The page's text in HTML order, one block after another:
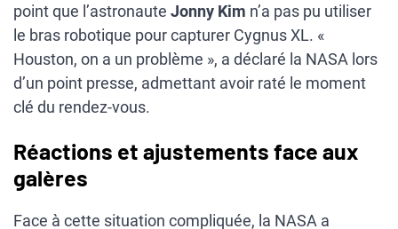
point que l’astronaute Jonny Kim n’a pas pu utiliser
le bras robotique pour capturer Cygnus XL. «
Houston, on a un problème », a déclaré la NASA lors
d’un point presse, admettant avoir raté le moment
clé du rendez-vous.
Réactions et ajustements face aux
galères
Face à cette situation compliquée, la NASA a